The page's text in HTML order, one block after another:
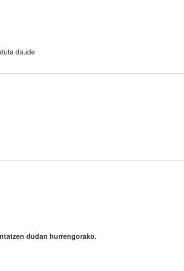
daude
dudan hurrengorako.